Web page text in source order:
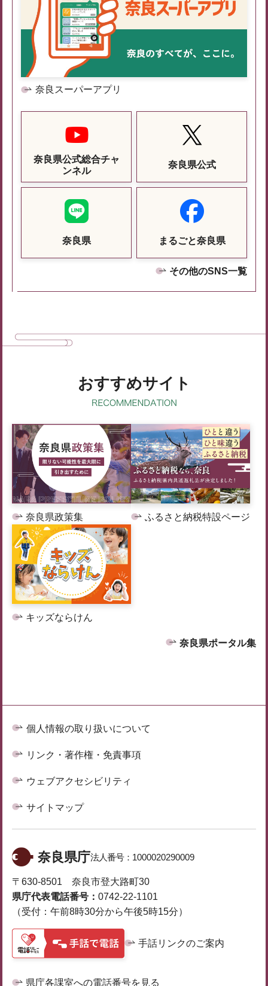
奈良スーパーアプリ
奈良県公式総合チャ
ンネル
奈良県公式
奈良県 まるごと奈良県
その他のSNS一覧
おすすめサイト
奈良県政策集 ふるさと納税特設ページ
キッズならけん
奈良県ポータル集
個人情報の取り扱いについて
リンク・著作権・免責事項
ウェブアクセシビリティ
サイトマップ
奈良県庁法人番号： 1000020290009
〒630-8501 奈良市登大路町30
県庁代表電話番号： 0742-22-1101
（受付：午前8時30分から午後5時15分）
手話リンクのご案内
県庁各課室への電話番号を見る